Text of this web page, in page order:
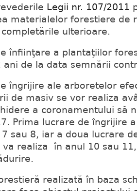
Legii nr. 107/2011
materialelor forestiere de
ulterioare.
înfiinţare a plantaţiilor
ani de la data semnării
îngrijire ale arboretelor
de masiv se vor realiza
a coronamentului să
Prima lucrare de îngrijire
sau 8, iar a doua lucrare
va realiza în anul 10 sau
realizată în baza